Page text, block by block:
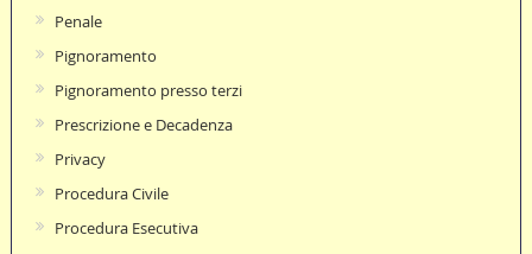
Penale
Pignoramento
Pignoramento presso terzi
Prescrizione e Decadenza
Privacy
Procedura Civile
Procedura Esecutiva